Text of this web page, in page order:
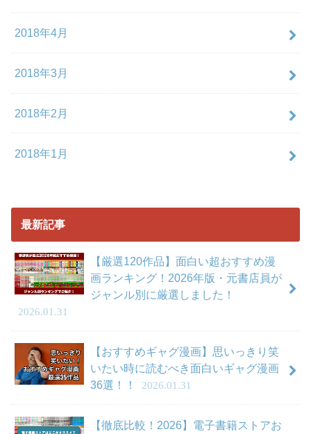
2018年4月
2018年3月
2018年2月
2018年1月
最新記事
【厳選120作品】面白い超おすすめ漫
画ランキング！2026年版・元書店員が
ジャンル別に厳選しました！
2026.01.31
【おすすめギャグ漫画】思いっきり笑
いたい時に読むべき面白いギャグ漫画
36選！！
2026.01.31
【徹底比較！2026】電子書籍ストアお